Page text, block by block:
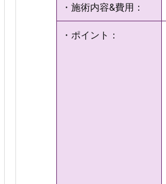
・施術内容&費用：
・ポイント：